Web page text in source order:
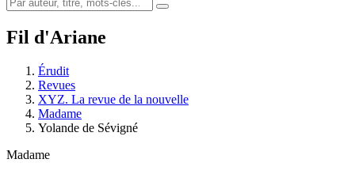
Fil d'Ariane
Érudit
Revues
XYZ. La revue de la nouvelle
Madame
Yolande de Sévigné
Madame